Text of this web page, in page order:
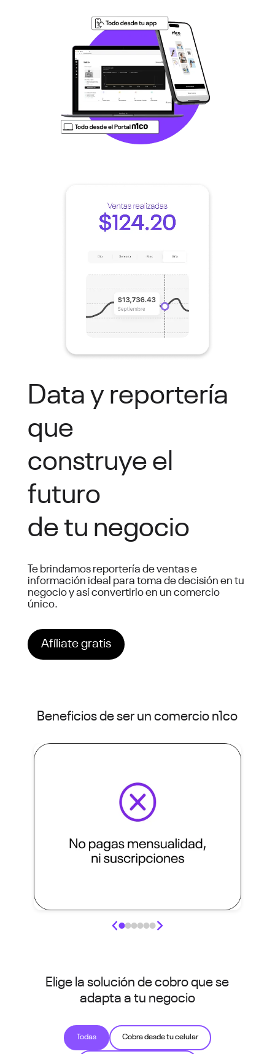
Data y reportería
que
construye el
futuro
de tu negocio
Te brindamos reportería de ventas e
información ideal para toma de decisión en tu
negocio y así convertirlo en un comercio
único.
Afíliate gratis
Beneficios de ser un comercio n1co
Elige la solución de cobro que se
adapta a tu negocio
Todas Cobra desde tu celular